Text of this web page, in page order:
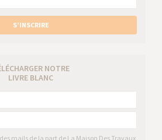
S’INSCRIRE
NOTRE
LIVRE BLANC
mails de la part de La Maison Des Travaux